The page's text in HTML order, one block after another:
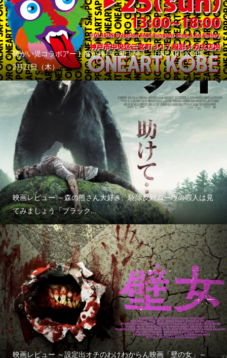
障がい児コラボアート展が神戸に初上陸！「ONEART KOBE」
2月21日（木）...
映画レビュー ～森の熊さん大好き、駆除反対ムーヴの暇人は見
てみましょう「ブラック...
映画レビュー ～設定出オチのわけわからん映画「壁の女」～